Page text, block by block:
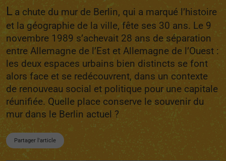
L a chute du mur de Berlin, qui a marqué l’histoire
et la géographie de la ville, fête ses 30 ans. Le 9
novembre 1989 s’achevait 28 ans de séparation
entre Allemagne de l’Est et Allemagne de l’Ouest :
les deux espaces urbains bien distincts se font
alors face et se redécouvrent, dans un contexte
de renouveau social et politique pour une capitale
réunifiée. Quelle place conserve le souvenir du
mur dans le Berlin actuel ?
Partager l'article